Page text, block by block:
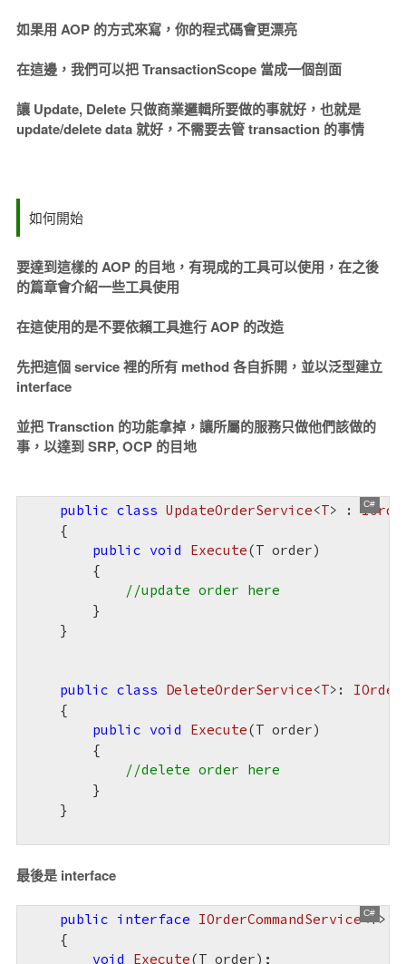
如果用 AOP 的方式來寫，你的程式碼會更漂亮
在這邊，我們可以把 TransactionScope 當成一個剖面
讓 Update, Delete 只做商業邏輯所要做的事就好，也就是
update/delete data 就好，不需要去管 transaction 的事情
如何開始
要達到這樣的 AOP 的目地，有現成的工具可以使用，在之後
的篇章會介紹一些工具使用
在這使用的是不要依賴工具進行 AOP 的改造
先把這個 service 裡的所有 method 各自拆開，並以泛型建立
interface
並把 Transction 的功能拿掉，讓所屬的服務只做他們該做的
事，以達到 SRP, OCP 的目地
public class UpdateOrderService<T> :
{
public void Execute(T order)
{
//update order here
}
}
public class DeleteOrderService<T>:
{
public void Execute(T order)
{
//delete order here
}
}
最後是 interface
public interface IOrderCommandService<T>
{
void
Execute(T order) ;